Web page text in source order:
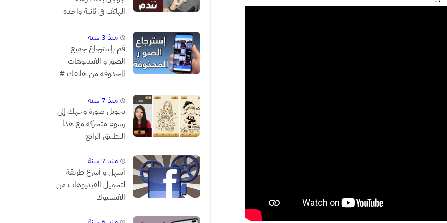
الهاتف في ثانية واحدة
تندممنذ 3 سنة
قم بإسترجاع جميع
الصور و الفيديوهات
المحذوفة من هاتفك #
منذ 7 سنة
تحويل صورة وجهك إلى
رسوم متحركة مع هذا
التطبيق الرائع
منذ 7 سنة
أسهل و أسرع طريقة
لتحميل الفيديوهات من
الفيسبوك